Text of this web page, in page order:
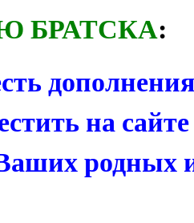
БРАТСКА:
на
родных